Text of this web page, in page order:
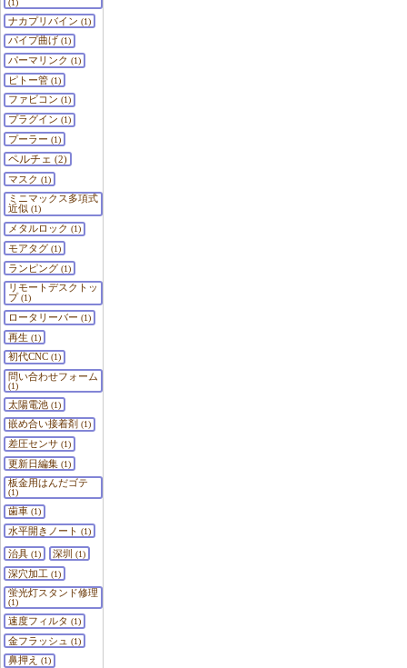
(1)
ナカプリバイン (1)
パイプ曲げ(1)
パーマリンク (1)
ピトー管(1)
ファビコン (1)
プラグイン (1)
プーラー (1)
ペルチェ (2)
マスク (1)
ミニマックス多項式
近似(1)
メタルロック (1)
モアタグ(1)
ランピング(1)
リモートデスクトッ
プ(1)
ロータリーバー (1)
再生 (1)
初代CNC(1)
問い合わせフォーム
(1)
太陽電池(1)
嵌め合い接着剤 (1)
差圧センサ(1)
更新日編集(1)
板金用はんだゴテ
(1)
歯車(1)
水平開きノート (1)
治具(1) 深圳 (1)
深穴加工 (1)
蛍光灯スタンド修理
(1)
速度フィルタ (1)
金フラッシュ (1)
鼻押え (1)